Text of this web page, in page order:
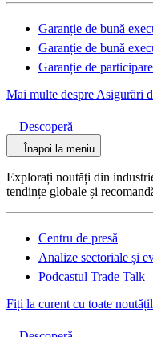
Garanție de bună
Garanție de bună
Garanție de
Mai multe despre Asigurări
Descoperă
Înapoi la meniu
Explorați noutăți din
tendințe globale și
Centru de presă
Analize sectoriale și
Podcastul Trade Talk
Fiți la curent cu toate